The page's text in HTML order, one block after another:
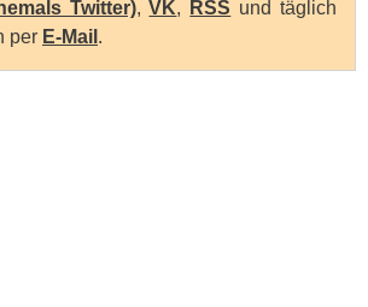
Twitter),VK, RSS und täglich
per E-Mail .